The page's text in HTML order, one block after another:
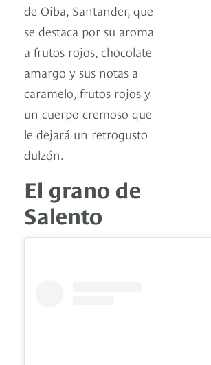
de Oiba, Santander, que
se destaca por su aroma
a frutos rojos, chocolate
amargo y sus notas a
caramelo, frutos rojos y
un cuerpo cremoso que
le dejará un retrogusto
dulzón.
El grano de
Salento